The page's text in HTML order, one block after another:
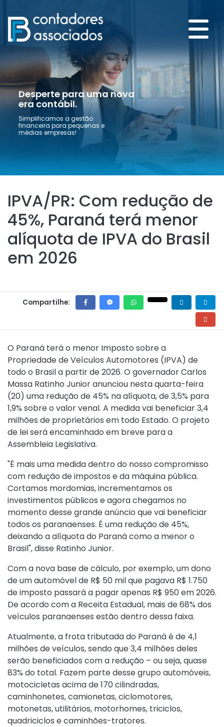
Desperte para uma nova
era contábil.
Simplificamos a gestão
financeira para pequenas e
médias empresas!
IPVA/PR: Com redução de
45%, Paraná terá menor
alíquota de IPVA do Brasil
em 2026
Compartilhe:
O Paraná terá o menor Imposto sobre a
Propriedade de Veículos Automotores (IPVA) de
todo o Brasil a partir de 2026. O governador Carlos
Massa Ratinho Junior anunciou nesta quarta-feira
(20) uma redução de 45% na alíquota, de 3,5% para
1,9% sobre o valor venal. A medida vai beneficiar 3,4
milhões de proprietários em todo Estado. O projeto
de lei será encaminhado em breve para a
Assembleia Legislativa.
"É mais uma medida dentro do nosso compromisso
com redução de impostos e da máquina pública.
Cortamos mordomias, incrementamos os
investimentos públicos e agora chegamos no
momento desse grande anúncio que vai beneficiar
todos os paranaenses. É uma redução de 45%,
deixando a alíquota do Paraná como a menor o
Brasil", disse Ratinho Junior.
Com a nova base de cálculo, por exemplo, um dono
de um automóvel de R$ 50 mil que pagava R$ 1.750
de imposto passará a pagar apenas R$ 950 em 2026.
De acordo com a Receita Estadual, mais de 68% dos
veículos paranaenses estão dentro dessa faixa.
Atualmente, a frota tributada do Paraná é de 4,1
milhões de veículos, sendo que 3,4 milhões deles
serão beneficiados com a redução – ou seja, quase
83% do total. Fazem parte desse grupo automóveis,
motocicletas acima de 170 cilindradas,
caminhonetes, camionetas, ciclomotores,
motonetas, utilitários, motorhomes, triciclos,
quadriciclos e caminhões-tratores.